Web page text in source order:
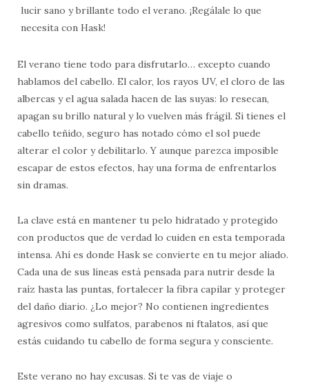
lucir sano y brillante todo el verano. ¡Regálale lo que
necesita con Hask!
El verano tiene todo para disfrutarlo… excepto cuando
hablamos del cabello. El calor, los rayos UV, el cloro de las
albercas y el agua salada hacen de las suyas: lo resecan,
apagan su brillo natural y lo vuelven más frágil. Si tienes el
cabello teñido, seguro has notado cómo el sol puede
alterar el color y debilitarlo. Y aunque parezca imposible
escapar de estos efectos, hay una forma de enfrentarlos
sin dramas.
La clave está en mantener tu pelo hidratado y protegido
con productos que de verdad lo cuiden en esta temporada
intensa. Ahí es donde Hask se convierte en tu mejor aliado.
Cada una de sus líneas está pensada para nutrir desde la
raíz hasta las puntas, fortalecer la fibra capilar y proteger
del daño diario. ¿Lo mejor? No contienen ingredientes
agresivos como sulfatos, parabenos ni ftalatos, así que
estás cuidando tu cabello de forma segura y consciente.
Este verano no hay excusas. Si te vas de viaje o